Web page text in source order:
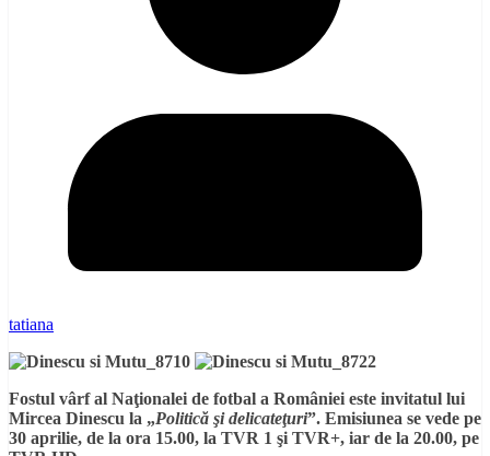
tatiana
Fostul vârf al Naţionalei de fotbal a României este invitatul lui
Mircea Dinescu la „Politică şi delicateţuri”. Emisiunea se vede pe
30 aprilie, de la ora 15.00, la TVR 1 şi TVR+, iar de la 20.00, pe